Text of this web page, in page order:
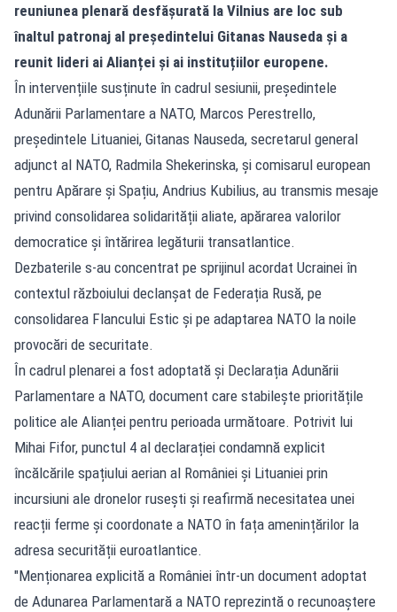
reuniunea plenară desfășurată la Vilnius are loc sub
înaltul patronaj al președintelui Gitanas Nauseda și a
reunit lideri ai Alianței și ai instituțiilor europene.
În intervențiile susținute în cadrul sesiunii, președintele
Adunării Parlamentare a NATO, Marcos Perestrello,
președintele Lituaniei, Gitanas Nauseda, secretarul general
adjunct al NATO, Radmila Shekerinska, și comisarul european
pentru Apărare și Spațiu, Andrius Kubilius, au transmis mesaje
privind consolidarea solidarității aliate, apărarea valorilor
democratice și întărirea legăturii transatlantice.
Dezbaterile s-au concentrat pe sprijinul acordat Ucrainei în
contextul războiului declanșat de Federația Rusă, pe
consolidarea Flancului Estic și pe adaptarea NATO la noile
provocări de securitate.
În cadrul plenarei a fost adoptată și Declarația Adunării
Parlamentare a NATO, document care stabilește prioritățile
politice ale Alianței pentru perioada următoare. Potrivit lui
Mihai Fifor, punctul 4 al declarației condamnă explicit
încălcările spațiului aerian al României și Lituaniei prin
incursiuni ale dronelor rusești și reafirmă necesitatea unei
reacții ferme și coordonate a NATO în fața amenințărilor la
adresa securității euroatlantice.
"Menționarea explicită a României într-un document adoptat
de Adunarea Parlamentară a NATO reprezintă o recunoaștere